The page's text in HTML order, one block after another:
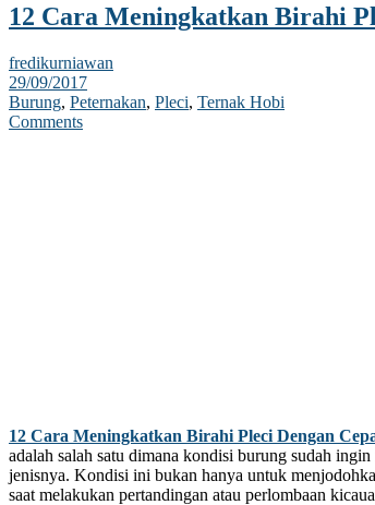
12 Cara Meningkatkan Birahi
fredikurniawan
29/09/2017
Burung, Peternakan, Pleci, Ternak Hobi
Comments
12 Cara Meningkatkan Birahi Pleci Dengan
adalah salah satu dimana kondisi burung sudah
jenisnya. Kondisi ini bukan hanya untuk
saat melakukan pertandingan atau perlombaan